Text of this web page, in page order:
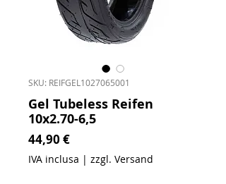
SKU: REIFGEL1027065001
Gel Tubeless Reifen
10x2.70-6,5
44,90 €Prezzo
IVA inclusa | zzgl. Versand